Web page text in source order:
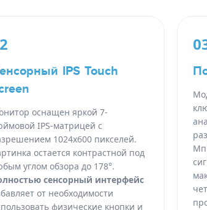
IPS Touch
оснащен яркой 7-
IPS-матрицей с
1024x600 пикселей.
остается контрастной под
углом обзора до 178°.
сенсорный интерфейс
от необходимости
физические кнопки и